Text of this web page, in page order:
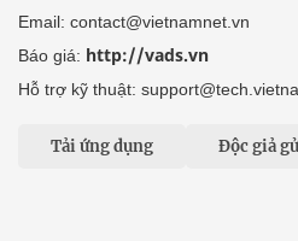
Email: contact@vietnamnet.vn
Báo giá: http://vads.vn
Hỗ trợ kỹ thuật:
Tải ứng dụng Độc giả